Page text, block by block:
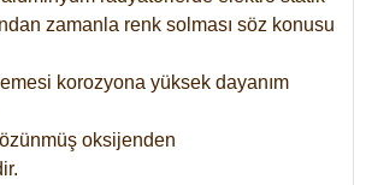
zamanla renk solması söz konusu
korozyona yüksek dayanım
oksijenden